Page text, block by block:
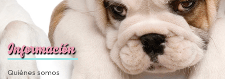
Información
Quiénes somos